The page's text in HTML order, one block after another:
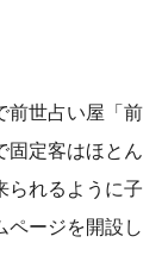
前世占い屋「前
固定客はほとん
られるように子
ページを開設し